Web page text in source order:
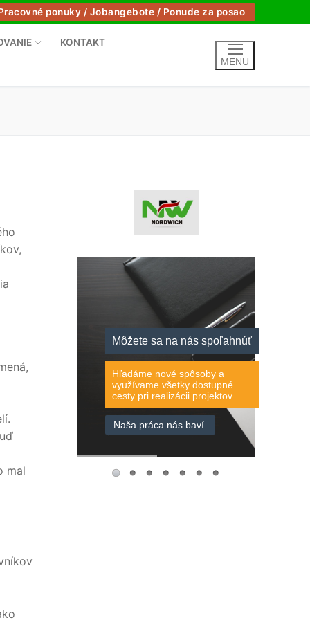
ponuky / Jobangebote / Ponude za posao
KONTAKT
MENU
mal
Môžete sa na nás spoľahnúť
Hľadáme nové spôsoby a
využívame všetky dostupné
cesty pri realizácii projektov.
Naša práca nás baví.